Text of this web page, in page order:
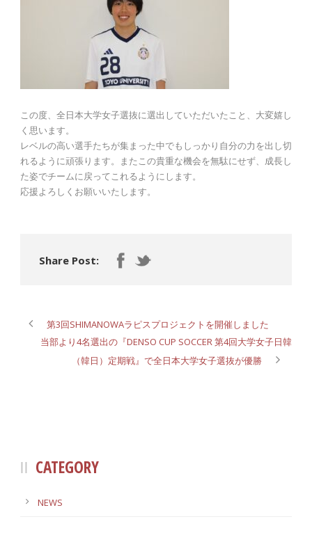
この度、全日本大学女子選抜に選出していただいたこと、大変嬉し
く思います。
レベルの高い選手たちが集まった中でもしっかり自分の力を出し切
れるように頑張ります。またこの貴重な機会を無駄にせず、成長し
た姿でチームに戻ってこれるようにします。
応援よろしくお願いいたします。
Share Post:
第3回SHIMANOWAラピスプロジェクトを開催しました
当部より4名選出の『DENSO CUP SOCCER 第4回大学女子日韓
（韓日）定期戦』で全日本大学女子選抜が優勝
CATEGORY
NEWS